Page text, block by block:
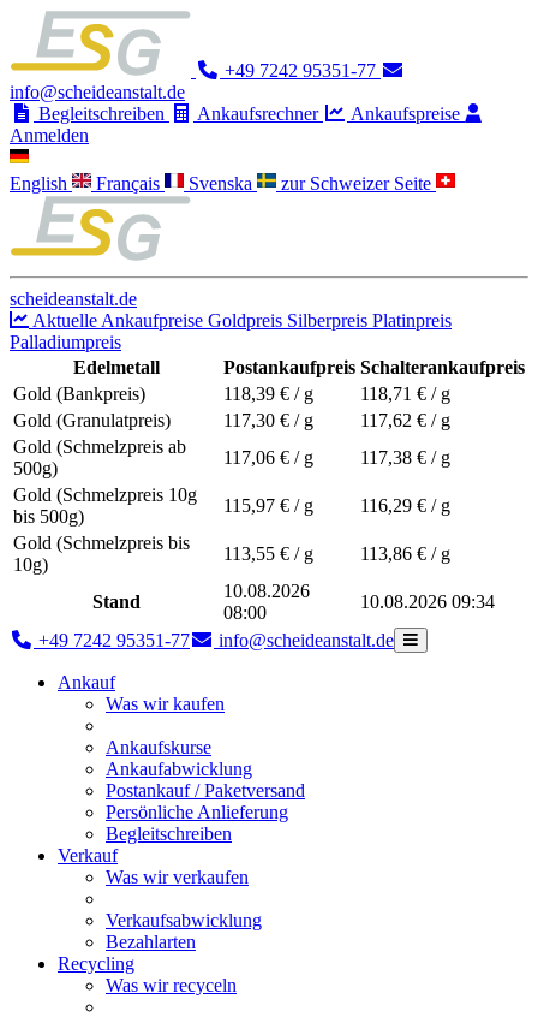
+49 7242 95351-77
info@scheideanstalt.de
Begleitschreiben
Ankaufsrechner
Ankaufspreise
Anmelden
English Français Svenska zur Schweizer Seite
scheideanstalt.de
Aktuelle Ankaufpreise Goldpreis Silberpreis Platinpreis
Palladiumpreis
Edelmetall
Postankaufpreis Schalterankaufpreis
Gold (Bankpreis)
118,39 € / g 118,71 € / g
Gold (Granulatpreis)
117,30 € / g 117,62 € / g
Gold (Schmelzpreis ab
500g)
117,06 € / g 117,38 € / g
Gold (Schmelzpreis 10g
bis 500g)
115,97 € / g 116,29 € / g
Gold (Schmelzpreis bis
10g)
113,55 € / g 113,86 € / g
Stand
10.08.2026
08:00
10.08.2026 09:34
+49 7242 95351-77 info@scheideanstalt.de
Ankauf
Was wir kaufen
Ankaufskurse
Ankaufabwicklung
Postankauf / Paketversand
Persönliche Anlieferung
Begleitschreiben
Verkauf
Was wir verkaufen
Verkaufsabwicklung
Bezahlarten
Recycling
Was wir recyceln